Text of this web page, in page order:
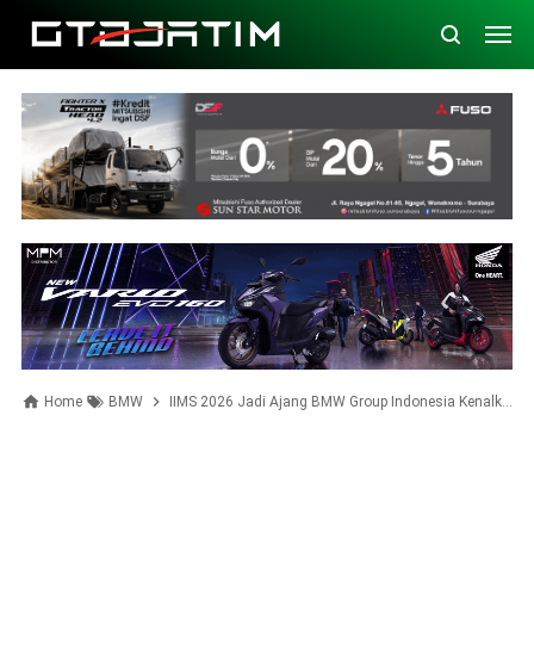
Home BMW IIMS 2026 Jadi Ajang BMW Group Indonesia Kenalkan Journey of JOY